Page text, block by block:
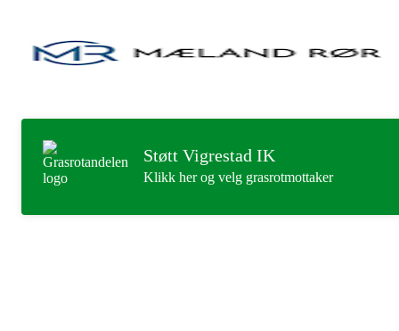
Støtt Vigrestad IK
Klikk her og velg grasrotmottaker